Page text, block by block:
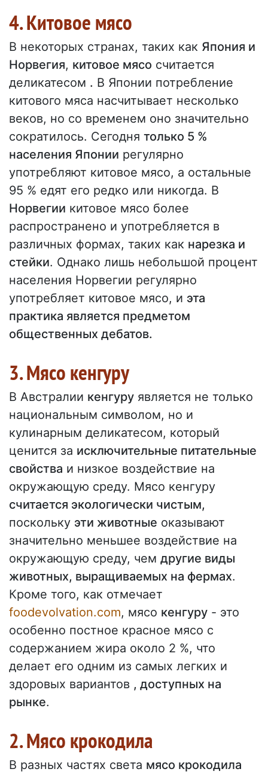
4. Китовое мясо
В некоторых странах, таких как Япония и
Норвегия, китовое мясо считается
деликатесом . В Японии потребление
китового мяса насчитывает несколько
веков, но со временем оно значительно
сократилось. Сегодня только 5 %
населения Японии регулярно
употребляют китовое мясо, а остальные
95 % едят его редко или никогда. В
Норвегии китовое мясо более
распространено и употребляется в
различных формах, таких как нарезка и
стейки. Однако лишь небольшой процент
населения Норвегии регулярно
употребляет китовое мясо, и эта
практика является предметом
общественных дебатов.
3. Мясо кенгуру
В Австралии кенгуру является не только
национальным символом, но и
кулинарным деликатесом, который
ценится за исключительные питательные
свойства и низкое воздействие на
окружающую среду. Мясо кенгуру
считается экологически чистым,
поскольку эти животные оказывают
значительно меньшее воздействие на
окружающую среду, чем другие виды
животных, выращиваемых на фермах.
Кроме того, как отмечает
foodevolvation.com, мясо кенгуру - это
особенно постное красное мясо с
содержанием жира около 2 %, что
делает его одним из самых легких и
здоровых вариантов , доступных на
рынке.
2. Мясо крокодила
В разных частях света мясо крокодила